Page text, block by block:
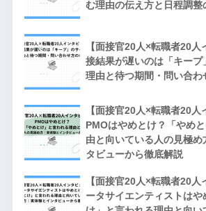
む理由の伝え方と日程調整
【面接官20人×転職者20
接結果が遅いのは「キープ
理由と待つ期間・問い合わ
【面接官20人×転職者20人
PMOはやめとけ？「やめ
由と向いている人の見極
タビューから徹底解説
【面接官20人×転職者20
ータサイエンティストはや